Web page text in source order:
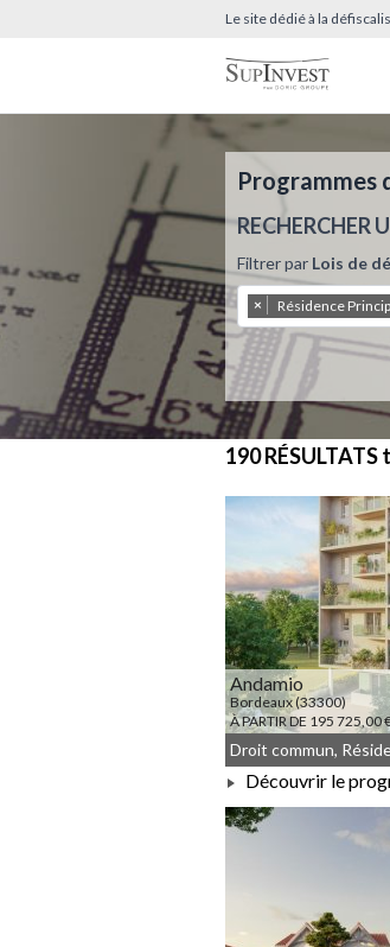
Le site dédié à la
Programmes
RECHERCHER
Filtrer par Lois de
× Résidence
190 RÉSULTATS
Andamio
Bordeaux (33300)
À PARTIR DE 195 725,00
À PARTIR DE
Découvrir le